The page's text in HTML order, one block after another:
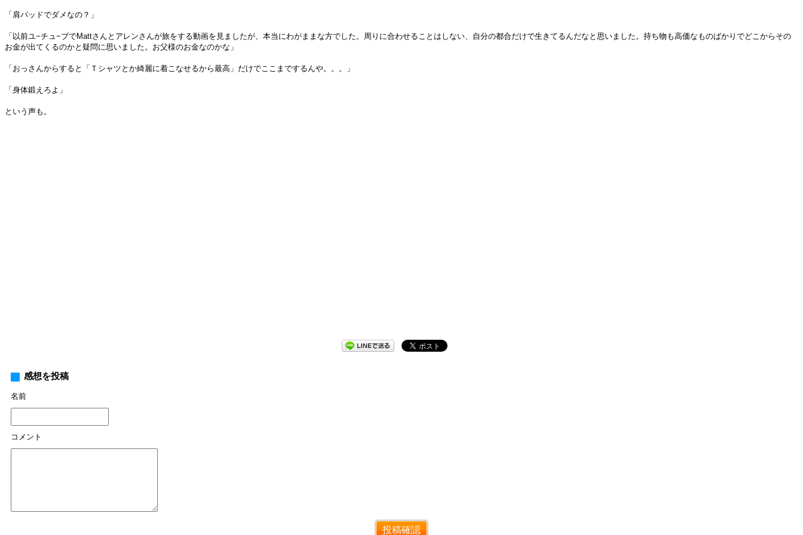
「肩パッドでダメなの？」
「以前ユ−チュ−ブでMattさんとアレンさんが旅をする動画を見ましたが、本当にわがままな方でした。周りに合わせることはしない、自分の都合だけで生きてるんだなと思いました。持ち物も高価なものばかりでどこからその
お金が出てくるのかと疑問に思いました。お父様のお金なのかな」
「おっさんからすると「Ｔシャツとか綺麗に着こなせるから最高」だけでここまでするんや。。。」
「身体鍛えろよ」
という声も。
感想を投稿
名前
コメント